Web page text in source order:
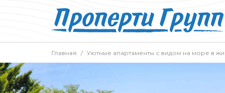
Главная Уютные апартаменты с видом на море в